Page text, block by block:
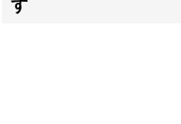
す